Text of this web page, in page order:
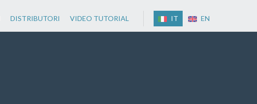
IT EN
DISTRIBUTORI VIDEO TUTORIAL